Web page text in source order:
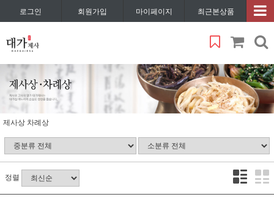
로그인 회원가입 마이페이지 최근본상품
제사상 차례상
정렬